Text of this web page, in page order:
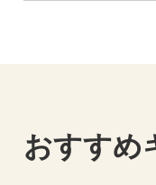
おすすめ